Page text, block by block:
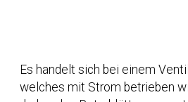
Es handelt sich bei einem
welches mit Strom betrieben